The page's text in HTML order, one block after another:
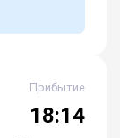
Прибытие
18:14